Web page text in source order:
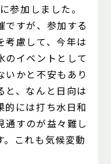
参加しました。
ですが、参加する
考慮して、今年は
のイベントとして
いかと不安もあり
と、なんと日向は
には打ち水日和
通すのが益々難し
。これも気候変動